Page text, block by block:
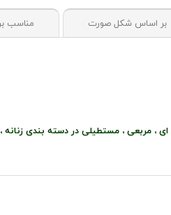
بر اساس شکل صورت مناسب
، مربعی ، مستطیلی در دسته بندی زنانه ،